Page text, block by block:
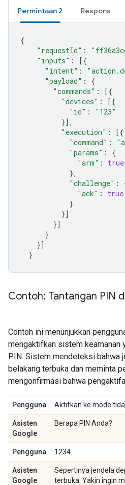
Permintaan 2 Respons
{
"requestId" :
"inputs" :
[{
"intent" :
"payload" :
{
"commands" :
[{
"devices" :
[{
"id" :
"123"
}],
"execution" :
[{
"command" :
"params" :
{
"arm" :
true
},
"challenge" :
"ack" :
true
}
}]
}]
}
}]
}
Contoh: Tantangan PIN
Contoh ini menunjukkan
mengaktifkan sistem keamanan
PIN. Sistem mendeteksi bahwa
belakang terbuka dan meminta
mengonfirmasi bahwa
Pengguna Aktifkan ke mode
Asisten
Google
Berapa PIN Anda?
Pengguna 1234.
Asisten
Google
Sepertinya jendela
terbuka. Yakin ingin